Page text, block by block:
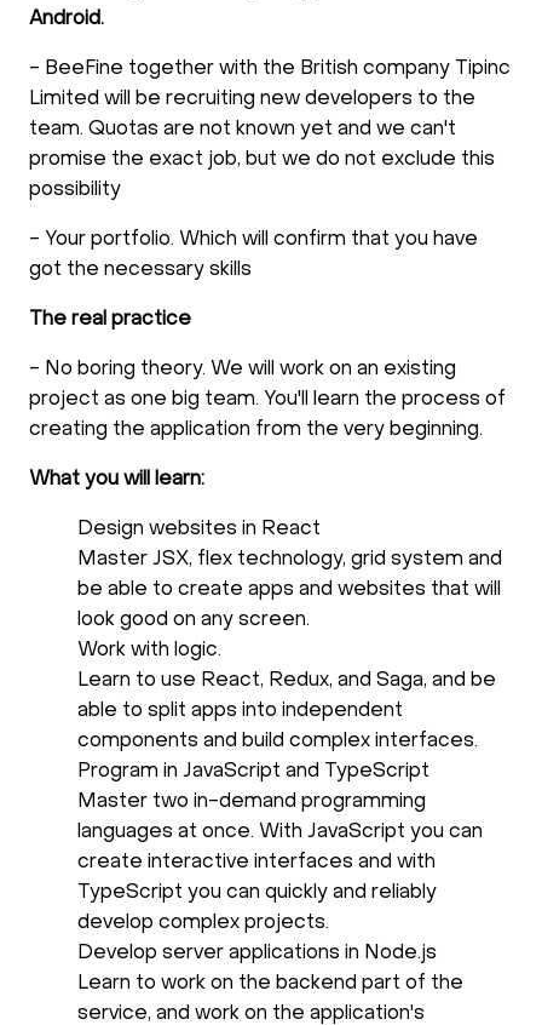
Android.
- BeeFine together with the British company Tipinc
Limited will be recruiting new developers to the
team. Quotas are not known yet and we can't
promise the exact job, but we do not exclude this
possibility
- Your portfolio. Which will confirm that you have
got the necessary skills
The real practice
- No boring theory. We will work on an existing
project as one big team. You'll learn the process of
creating the application from the very beginning.
What you will learn:
Design websites in React
Master JSX, flex technology, grid system and
be able to create apps and websites that will
look good on any screen.
Work with logic.
Learn to use React, Redux, and Saga, and be
able to split apps into independent
components and build complex interfaces.
Program in JavaScript and TypeScript
Master two in-demand programming
languages at once. With JavaScript you can
create interactive interfaces and with
TypeScript you can quickly and reliably
develop complex projects.
Develop server applications in Node.js
Learn to work on the backend part of the
service, and work on the application's